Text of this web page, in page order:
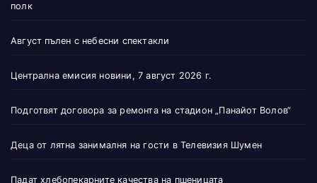
полк
Август пълен с небесни спектакли
Централна емисия новини, 7 август 2026 г.
Подготвят договора за ремонта на стадион „Панайот Волов“
Деца от лятна занималня на гости в Телевизия Шумен
Падат хлебопекарните качества на пшеницата